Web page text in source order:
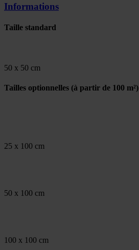
Informations
Taille standard
50 x 50 cm
Tailles optionnelles (à partir de 100 m²)
25 x 100 cm
50 x 100 cm
100 x 100 cm